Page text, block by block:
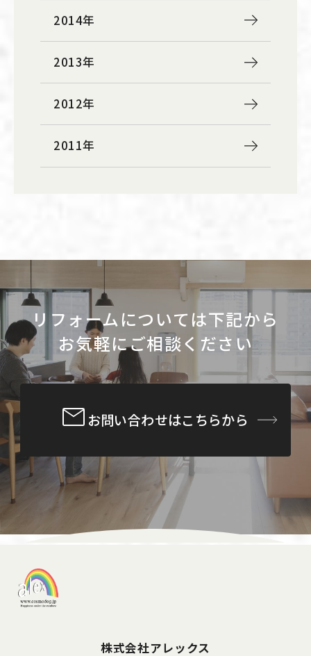
2014年
2013年
2012年
2011年
リフォームについては下記から
お気軽にご相談ください
お問い合わせはこちらから
株式会社アレックス